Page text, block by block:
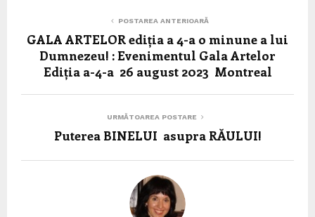
POSTAREA ANTERIOARĂ
GALA ARTELOR ediția a 4-a o minune a lui
Dumnezeu! : Evenimentul Gala Artelor
Ediția a-4-a 26 august 2023 Montreal
URMĂTOAREA POSTARE
Puterea BINELUI asupra RĂULUI!